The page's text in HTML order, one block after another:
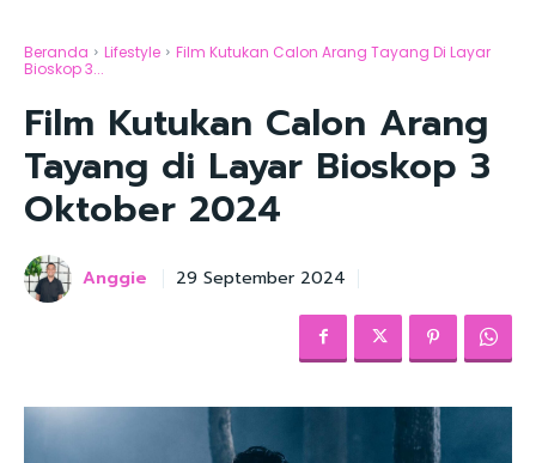
Beranda Lifestyle
Film Kutukan Calon Arang Tayang Di Layar
Bioskop 3...
Film Kutukan Calon Arang
Tayang di Layar Bioskop 3
Oktober 2024
Anggie 29 September 2024